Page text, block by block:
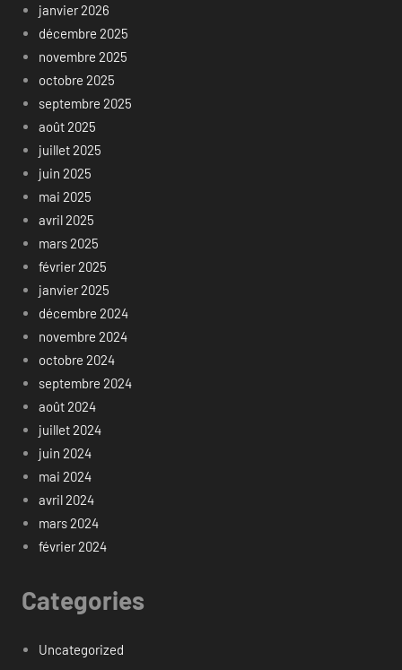
janvier 2026
décembre 2025
novembre 2025
octobre 2025
septembre 2025
août 2025
juillet 2025
juin 2025
mai 2025
avril 2025
mars 2025
février 2025
janvier 2025
décembre 2024
novembre 2024
octobre 2024
septembre 2024
août 2024
juillet 2024
juin 2024
mai 2024
avril 2024
mars 2024
février 2024
Categories
Uncategorized